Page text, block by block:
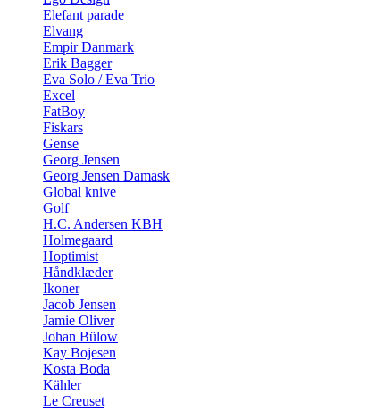
Elefant parade
Elvang
Empir Danmark
Erik Bagger
Eva Solo / Eva Trio
Excel
FatBoy
Fiskars
Gense
Georg Jensen
Georg Jensen Damask
Global knive
Golf
H.C. Andersen KBH
Holmegaard
Hoptimist
Håndklæder
Ikoner
Jacob Jensen
Jamie Oliver
Johan Bülow
Kay Bojesen
Kosta Boda
Kähler
Le Creuset